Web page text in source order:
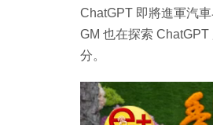
ChatGPT 即將進軍汽
GM 也在探索
分。